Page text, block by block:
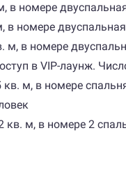
в номере
в номере
м, в номере
в VIP-лаунж.
м, в номере
кв. м, в номере 2